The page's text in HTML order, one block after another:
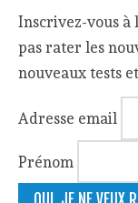
Inscrivez-vous à
pas rater les
nouveaux tests
Adresse email
Prénom